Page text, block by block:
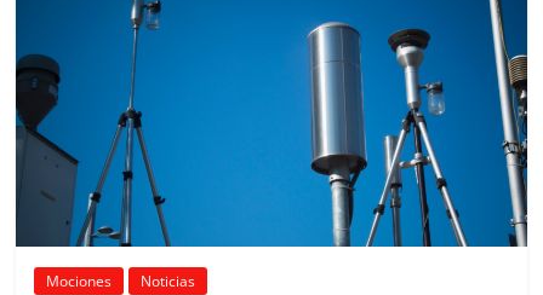
Mociones Noticias